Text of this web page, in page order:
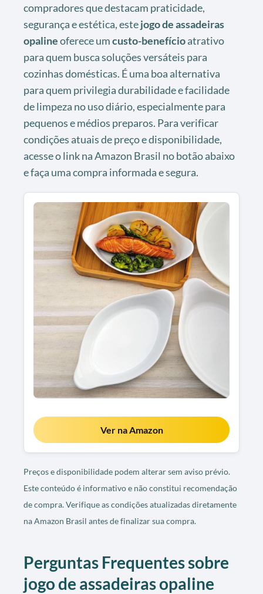
compradores que destacam praticidade,
segurança e estética, estejogo de assadeiras
opalineoferece umcusto-benefícioatrativo
para quem busca soluções versáteis para
cozinhas domésticas. É uma boa alternativa
para quem privilegia durabilidade e facilidade
de limpeza no uso diário, especialmente para
pequenos e médios preparos. Para verificar
condições atuais de preço e disponibilidade,
acesse o link na Amazon Brasil no botão abaixo
e faça uma compra informada e segura.
Ver na Amazon
Preços e disponibilidade podem alterar sem aviso prévio.
Este conteúdo é informativo e não constitui recomendação
de compra. Verifique as condições atualizadas diretamente
na Amazon Brasil antes de finalizar sua compra.
Perguntas Frequentes sobre
jogo de assadeiras opaline